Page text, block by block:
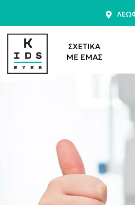
ΣΧΕΤΙΚΑ
ΜΕ ΕΜΑΣ